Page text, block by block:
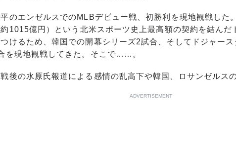
のエンゼルスでのMLBデビュー戦、初勝利を現地観戦した
1015億円）という北米スポーツ史上最高額の契約を結んだ
けるため、韓国での開幕シリーズ2試合、そしてドジャー
を現地観戦してきた。そこで……。
戦後の水原氏報道による感情の乱高下や韓国、ロサンゼルス
ADVERTISEMENT